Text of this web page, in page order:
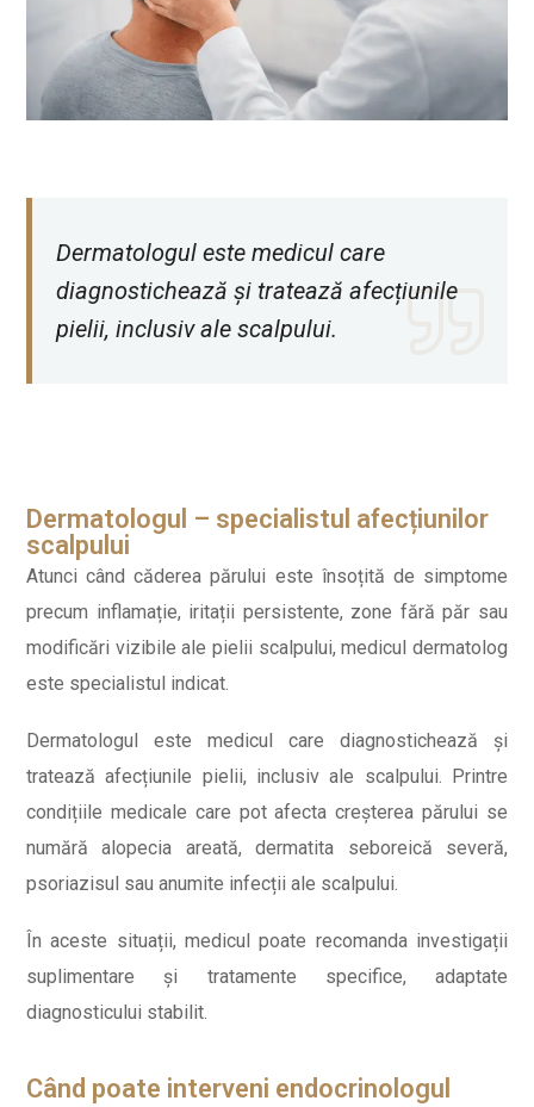
Dermatologul este medicul care
diagnostichează și tratează afecțiunile
pielii, inclusiv ale scalpului.
Dermatologul – specialistul afecțiunilor
scalpului
Atunci când căderea părului este însoțită de simptome
precum inflamație, iritații persistente, zone fără păr sau
modificări vizibile ale pielii scalpului, medicul dermatolog
este specialistul indicat.
Dermatologul este medicul care diagnostichează și
tratează afecțiunile pielii, inclusiv ale scalpului. Printre
condițiile medicale care pot afecta creșterea părului se
numără alopecia areată, dermatita seboreică severă,
psoriazisul sau anumite infecții ale scalpului.
În aceste situații, medicul poate recomanda investigații
suplimentare și tratamente specifice, adaptate
diagnosticului stabilit.
Când poate interveni endocrinologul